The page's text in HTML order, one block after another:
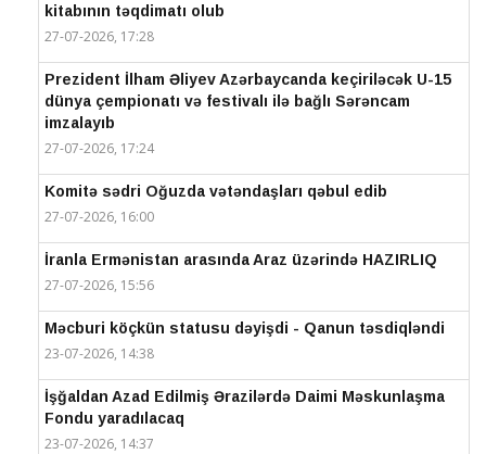
kitabının təqdimatı olub
27-07-2026, 17:28
Prezident İlham Əliyev Azərbaycanda keçiriləcək U-15
dünya çempionatı və festivalı ilə bağlı Sərəncam
imzalayıb
27-07-2026, 17:24
Komitə sədri Oğuzda vətəndaşları qəbul edib
27-07-2026, 16:00
İranla Ermənistan arasında Araz üzərində HAZIRLIQ
27-07-2026, 15:56
Məcburi köçkün statusu dəyişdi - Qanun təsdiqləndi
23-07-2026, 14:38
İşğaldan Azad Edilmiş Ərazilərdə Daimi Məskunlaşma
Fondu yaradılacaq
23-07-2026, 14:37